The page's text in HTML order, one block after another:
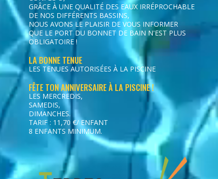
GRÂCE À UNE QUALITÉ DES EAUX IRRÉPROCHABLE
DE NOS DIFFÉRENTS BASSINS,
NOUS AVONS LE PLAISIR DE VOUS INFORMER
QUE LE PORT DU BONNET DE BAIN N'EST PLUS
OBLIGATOIRE !
LA BONNE TENUE
LES TENUES AUTORISÉES À LA PISCINE
FÊTE TON ANNIVERSAIRE À LA PISCINE !
LES MERCREDIS,
SAMEDIS,
DIMANCHES.
TARIF : 11,70 €/ ENFANT
8 ENFANTS MINIMUM.